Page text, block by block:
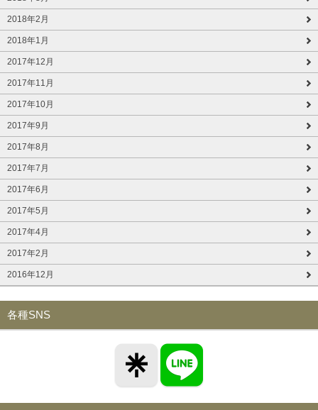
2018年2月
2018年1月
2017年12月
2017年11月
2017年10月
2017年9月
2017年8月
2017年7月
2017年6月
2017年5月
2017年4月
2017年2月
2016年12月
各種SNS